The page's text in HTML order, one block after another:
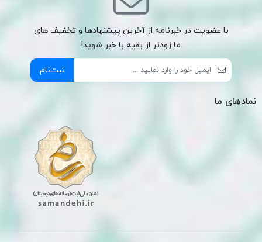
با عضویت در خبرنامه از آخرین پیشنهادها و تخفیف های
ما زودتر از بقیه با خبر شوید!
ثبت‌نام
نمادهای ما